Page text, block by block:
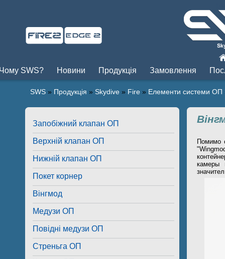
SWS? Новини Продукція Замовлення
SWS » Продукція » Skydive » Fire » Елементи системи ОП
Запобіжний клапан ОП
Верхній клапан ОП
Нижній клапан ОП
Покет корнер
Вінгмод
Медузи ОП
Повідні медузи ОП
Стреньга ОП
Помимо
камеры